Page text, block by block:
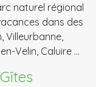
naturel régional
dans des
Villeurbanne,
Velin, Caluire …
Gîtes